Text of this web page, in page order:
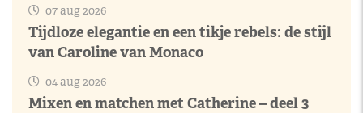
07 aug 2026
Tijdloze elegantie en een tikje rebels: de stijl
van Caroline van Monaco
04 aug 2026
Mixen en matchen met Catherine – deel 3